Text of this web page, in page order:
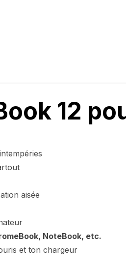
12
aisée
NoteBook, etc.
et ton chargeur